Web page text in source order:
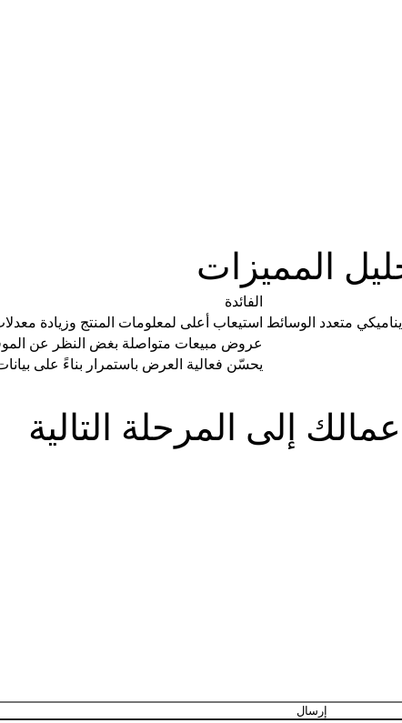
المميزات
الفائدة
متعدد الوسائط استيعاب أعلى لمعلومات المنتج وزيادة
عروض مبيعات متواصلة بغض النظر عن
يحسّن فعالية العرض باستمرار بناءً على
إلى المرحلة التالية
إرسال